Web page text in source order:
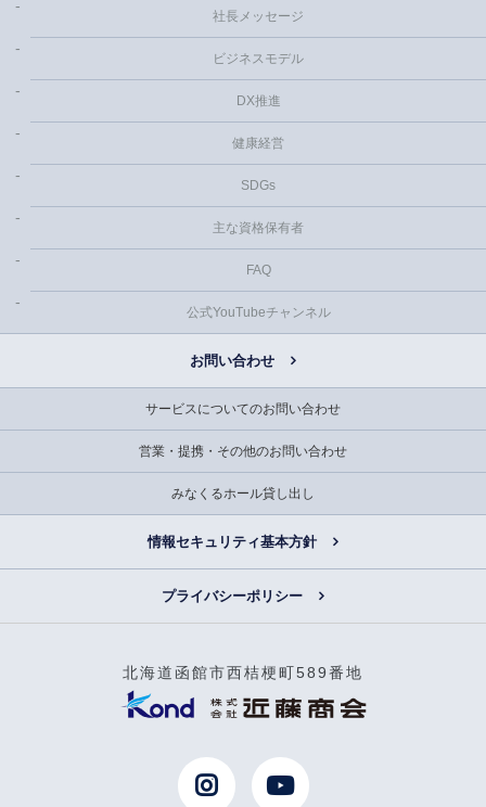
社長メッセージ
ビジネスモデル
DX推進
健康経営
SDGs
主な資格保有者
FAQ
公式YouTubeチャンネル
お問い合わせ
サービスについてのお問い合わせ
営業・提携・その他のお問い合わせ
みなくるホール貸し出し
情報セキュリティ基本方針
プライバシーポリシー
北海道函館市西桔梗町589番地